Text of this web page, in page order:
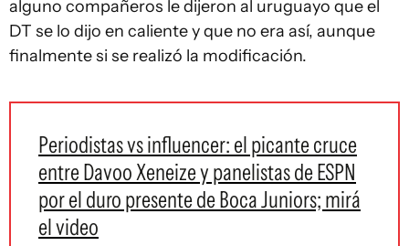
alguno compañeros le dijeron al uruguayo que el
DT se lo dijo en caliente y que no era así, aunque
finalmente si se realizó la modificación.
Periodistas vs influencer: el picante cruce
entre Davoo Xeneize y panelistas de ESPN
por el duro presente de Boca Juniors; mirá
el video